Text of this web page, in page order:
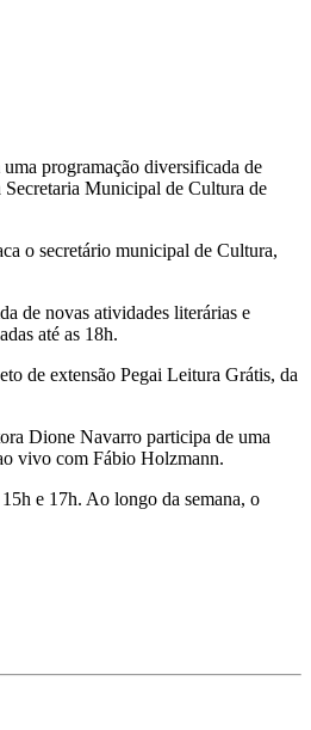
programação diversificada de
Municipal de Cultura de
o secretário municipal de Cultura,
de novas atividades literárias e
até as 18h.
de extensão Pegai Leitura Grátis, da
Dione Navarro participa de uma
vivo com Fábio Holzmann.
e 17h. Ao longo da semana, o